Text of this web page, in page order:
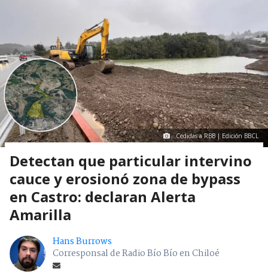
Cedidas a RBB | Edición BBCL
Detectan que particular intervino
cauce y erosionó zona de bypass
en Castro: declaran Alerta
Amarilla
Hans Burrows
Corresponsal de Radio Bío Bío en Chiloé